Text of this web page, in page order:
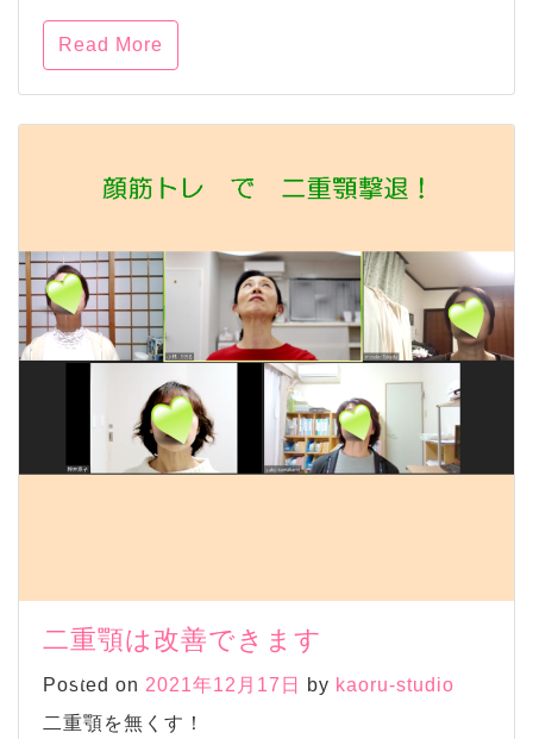
Read More
二重顎は改善できます
Posted on 2021年12月17日 by kaoru-studio
二重顎を無くす！